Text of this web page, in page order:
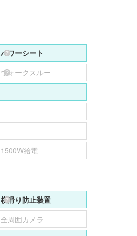
パワーシート
ウォークスルー
1500W給電
横滑り防止装置
全周囲カメラ